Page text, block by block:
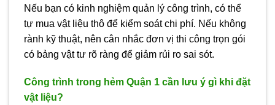
Nếu bạn có kinh nghiệm quản lý công trình, có thể
tự mua vật liệu thô để kiểm soát chi phí. Nếu không
rành kỹ thuật, nên cân nhắc đơn vị thi công trọn gói
có bảng vật tư rõ ràng để giảm rủi ro sai sót.
Công trình trong hẻm Quận 1 cần lưu ý gì khi đặt
vật liệu?